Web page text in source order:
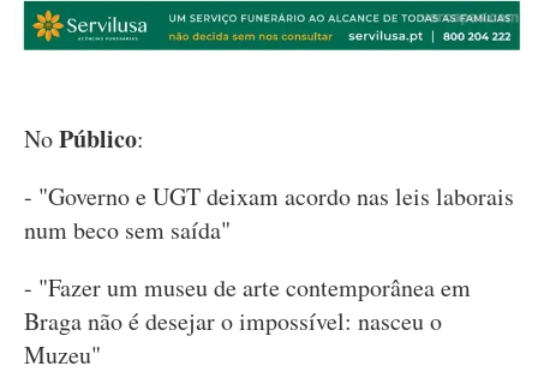
NoPúblico:
- "Governo e UGT deixam acordo nas leis laborais
num beco sem saída"
- "Fazer um museu de arte contemporânea em
Braga não é desejar o impossível: nasceu o
Muzeu"